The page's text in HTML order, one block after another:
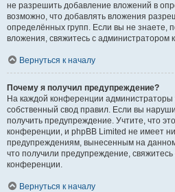
не разрешить добавление вложений в
возможно, что добавлять вложения
определённых групп. Если вы не знаете,
вложения, свяжитесь с администратором
Вернуться к началу
Почему я получил предупреждение?
На каждой конференции администраторы
собственный свод правил. Если вы
получить предупреждение. Учтите, что
конференции, и phpBB Limited не имеет
предупреждениям, вынесенным на
что получили предупреждение,
конференции.
Вернуться к началу